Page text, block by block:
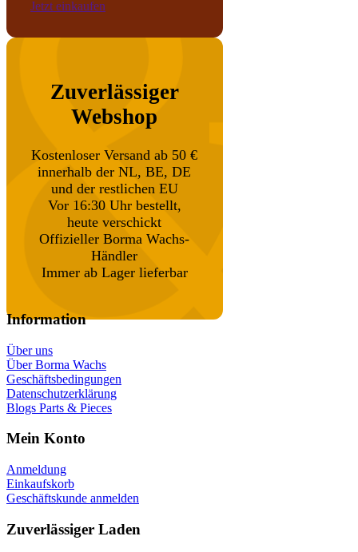
Jetzt einkaufen
Zuverlässiger
Webshop
Kostenloser Versand ab 50 €
innerhalb der NL, BE, DE
und der restlichen EU
Vor 16:30 Uhr bestellt,
heute verschickt
Offizieller Borma Wachs-
Händler
Immer ab Lager lieferbar
Information
Über uns
Über Borma Wachs
Geschäftsbedingungen
Datenschutzerklärung
Blogs Parts & Pieces
Mein Konto
Anmeldung
Einkaufskorb
Geschäftskunde anmelden
Zuverlässiger Laden